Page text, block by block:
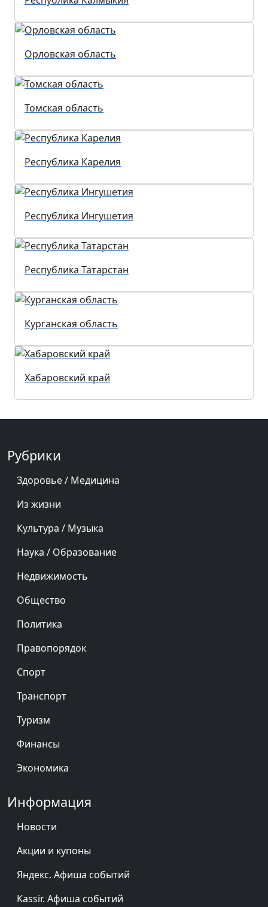
Орловская область
Томская область
Республика Карелия
Республика Ингушетия
Республика Татарстан
Курганская область
Хабаровский край
Рубрики
Здоровье / Медицина
Из жизни
Культура / Музыка
Наука / Образование
Недвижимость
Общество
Политика
Правопорядок
Спорт
Транспорт
Туризм
Финансы
Экономика
Информация
Новости
Акции и купоны
Яндекс. Афиша событий
Kassir. Афиша событий